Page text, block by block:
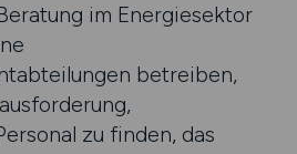
im Energiesektor
betreiben,
zu finden, das